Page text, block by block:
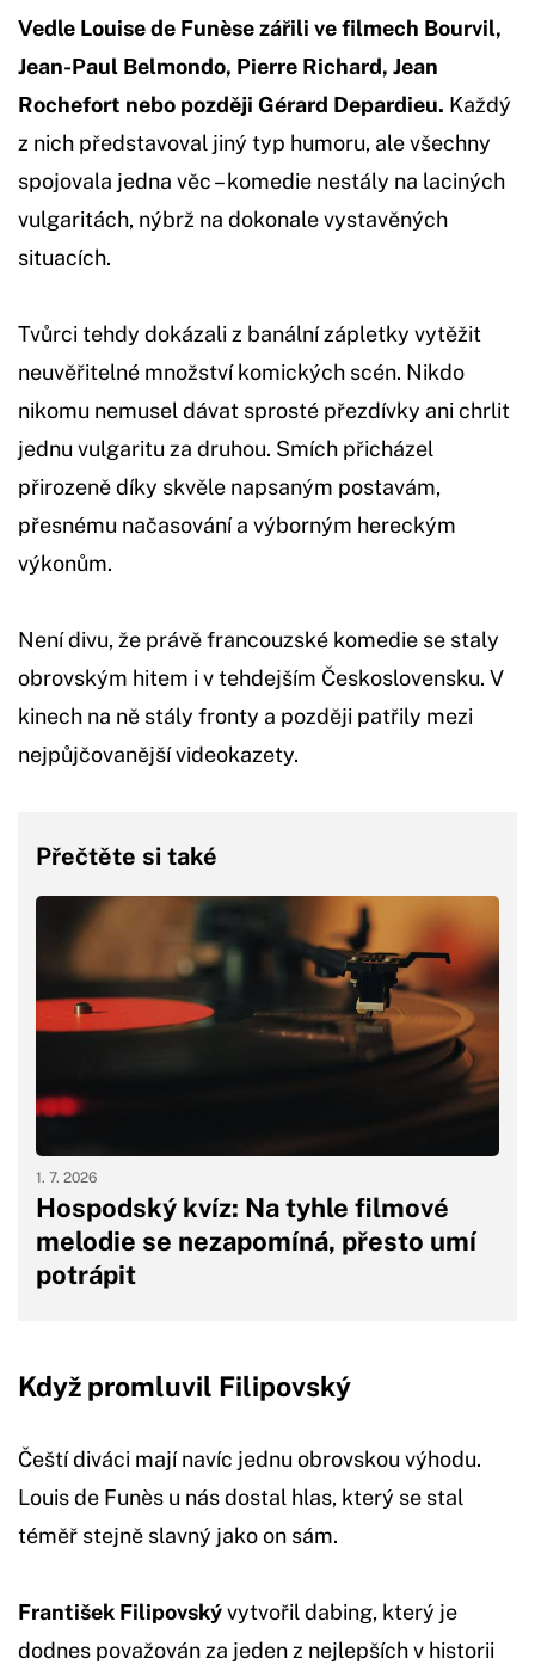
Vedle Louise de Funèse zářili ve filmech Bourvil,
Jean-Paul Belmondo, Pierre Richard, Jean
Rochefort nebo později Gérard Depardieu. Každý
z nich představoval jiný typ humoru, ale všechny
spojovala jedna věc – komedie nestály na laciných
vulgaritách, nýbrž na dokonale vystavěných
situacích.
Tvůrci tehdy dokázali z banální zápletky vytěžit
neuvěřitelné množství komických scén. Nikdo
nikomu nemusel dávat sprosté přezdívky ani chrlit
jednu vulgaritu za druhou. Smích přicházel
přirozeně díky skvěle napsaným postavám,
přesnému načasování a výborným hereckým
výkonům.
Není divu, že právě francouzské komedie se staly
obrovským hitem i v tehdejším Československu. V
kinech na ně stály fronty a později patřily mezi
nejpůjčovanější videokazety.
Přečtěte si také
Hospodský kvíz: Na tyhle filmové
melodie se nezapomíná, přesto umí
potrápit
1. 7. 2026
Když promluvil Filipovský
Čeští diváci mají navíc jednu obrovskou výhodu.
Louis de Funès u nás dostal hlas, který se stal
téměř stejně slavný jako on sám.
František Filipovskývytvořil dabing, který je
dodnes považován za jeden z nejlepších v historii